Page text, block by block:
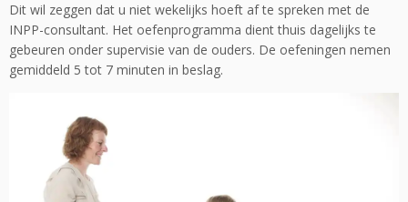
Dit wil zeggen dat u niet wekelijks hoeft af te spreken met de
INPP-consultant. Het oefenprogramma dient thuis dagelijks te
gebeuren onder supervisie van de ouders. De oefeningen nemen
gemiddeld 5 tot 7 minuten in beslag.